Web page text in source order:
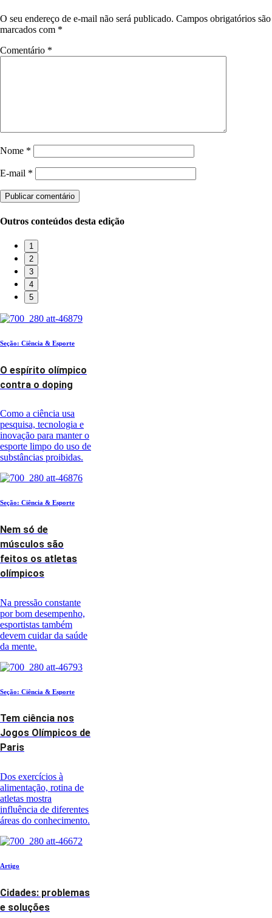
O seu endereço de e-mail não será publicado. Campos obrigatórios são
marcados com *
Comentário *
Nome *
E-mail *
Publicar comentário
Outros conteúdos desta edição
1
2
3
4
5
Seção: Ciência & Esporte
O espírito olímpico
contra o doping
Como a ciência usa
pesquisa, tecnologia e
inovação para manter o
esporte limpo do uso de
substâncias proibidas.
Seção: Ciência & Esporte
Nem só de
músculos são
feitos os atletas
olímpicos
Na pressão constante
por bom desempenho,
esportistas também
devem cuidar da saúde
da mente.
Seção: Ciência & Esporte
Tem ciência nos
Jogos Olímpicos de
Paris
Dos exercícios à
alimentação, rotina de
atletas mostra
influência de diferentes
áreas do conhecimento.
Artigo
Cidades: problemas
e soluções